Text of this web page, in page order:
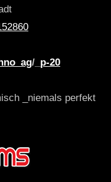
/_ p-20
_niemals perfekt